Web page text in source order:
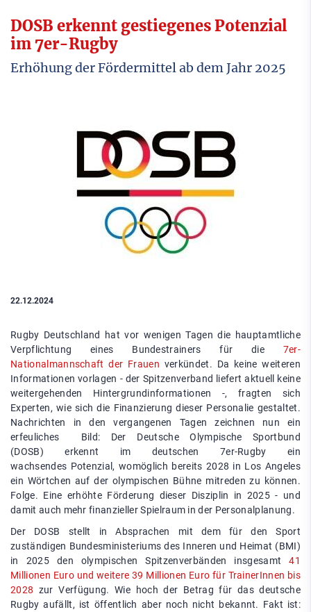
DOSB erkennt gestiegenes Potenzial
im 7er-Rugby
Erhöhung der Fördermittel ab dem Jahr 2025
22.12.2024
Rugby Deutschland hat vor wenigen Tagen die hauptamtliche
Verpflichtung eines Bundestrainers für die 7er-
Nationalmannschaft der Frauen verkündet. Da keine weiteren
Informationen vorlagen - der Spitzenverband liefert aktuell keine
weitergehenden Hintergrundinformationen -, fragten sich
Experten, wie sich die Finanzierung dieser Personalie gestaltet.
Nachrichten in den vergangenen Tagen zeichnen nun ein
erfeuliches Bild: Der Deutsche Olympische Sportbund
(DOSB) erkennt im deutschen 7er-Rugby ein
wachsendes Potenzial, womöglich bereits 2028 in Los Angeles
ein Wörtchen auf der olympischen Bühne mitreden zu können.
Folge. Eine erhöhte Förderung dieser Disziplin in 2025 - und
damit auch mehr finanzieller Spielraum in der Personalplanung.
Der DOSB stellt in Absprachen mit dem für den Sport
zuständigen Bundesministeriums des Inneren und Heimat (BMI)
in 2025 den olympischen Spitzenverbänden insgesamt41
Millionen Euro und weitere 39 Millionen Euro für TrainerInnen bis
2028 zur Verfügung. Wie hoch der Betrag für das deutsche
Rugby aufällt, ist öffentlich aber noch nicht bekannt. Fakt ist: